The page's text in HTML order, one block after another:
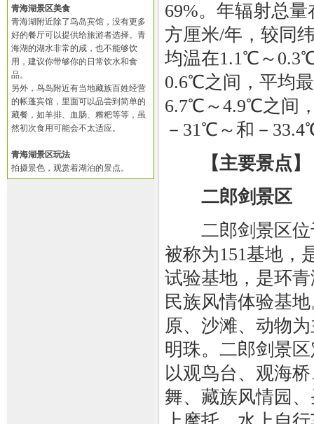
青海湖景区美食
青海湖附近除了鸟岛宾馆，没有更多
好的餐厅可以提供给旅游者选择。青
海湖的湖水非常的咸，也不能够饮
用，建议你带够你的日常饮水和食
品。
另外，鸟岛附近有当地藏族百姓经营
的帐蓬宾馆，里面可以品尝到简单的
藏餐，如羊排、血肠、糌粑等等，虽
然初次食用可能会不太适应。
青海湖景区玩法
拍摄景色，观赏着湖泊的景点。
69%。年辐射总量
方厘米/年，较同
均温在1.1℃～
0.6℃之间，平均
6.7℃～4.9℃之间
－31℃～和－
【主要景点】
二郎剑景区
二郎剑景区位
被称为151基地，
试验基地，是环
民族风情体验基
原、沙滩、动物
明珠。二郎剑景
以观鸟台、观海
舞、藏族风情园